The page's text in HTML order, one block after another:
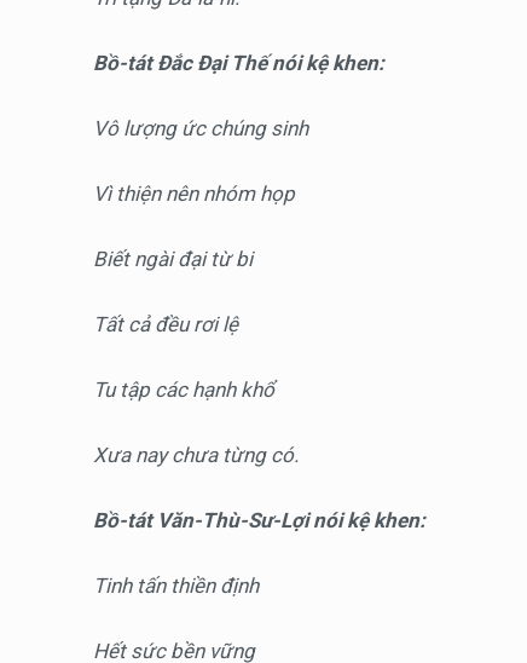
Bồ-tát Đắc Đại Thế nói kệ khen:
Vô lượng ức chúng sinh
Vì thiện nên nhóm họp
Biết ngài đại từ bi
Tất cả đều rơi lệ
Tu tập các hạnh khổ
Xưa nay chưa từng có.
Bồ-tát Văn-Thù-Sư-Lợi nói kệ khen:
Tinh tấn thiền định
Hết sức bền vững